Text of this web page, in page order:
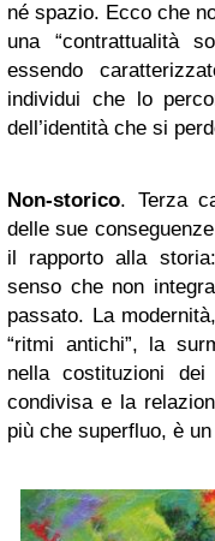
né spazio. Ecco che
una “contrattualità
essendo
individui che lo
dell’identità che si
Non-storico. Terza
delle sue
il rapporto alla
senso che non
passato. La
“ritmi antichi”, la
nella costituzioni
condivisa e la
più che superfluo, è